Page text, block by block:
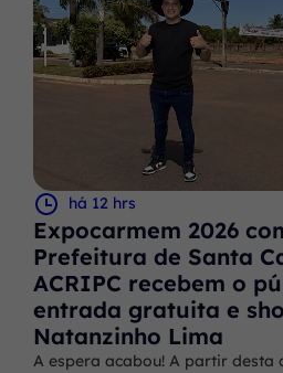
há 12 hrs
Expocarmem 2026
Prefeitura de Santa
ACRIPC recebem o
entrada gratuita e
Natanzinho Lima
A espera acabou! A partir desta